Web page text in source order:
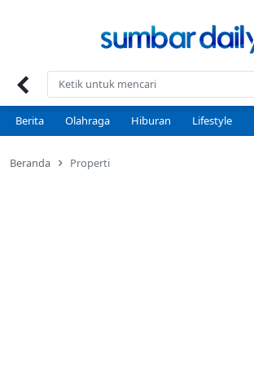
Berita Olahraga Hiburan Lifestyle
Beranda Properti